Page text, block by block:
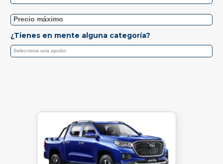
¿Tienes en mente alguna categoría?